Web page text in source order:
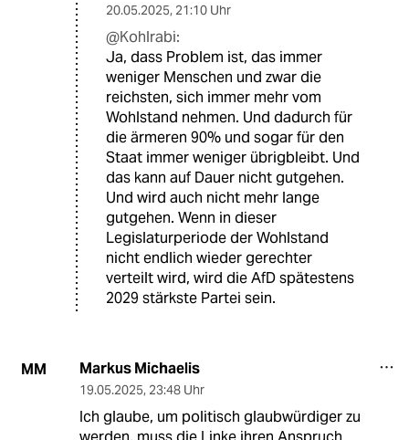
20.05.2025, 21:10 Uhr
@Kohlrabi:
Ja, dass Problem ist, das immer
weniger Menschen und zwar die
reichsten, sich immer mehr vom
Wohlstand nehmen. Und dadurch für
die ärmeren 90% und sogar für den
Staat immer weniger übrigbleibt. Und
das kann auf Dauer nicht gutgehen.
Und wird auch nicht mehr lange
gutgehen. Wenn in dieser
Legislaturperiode der Wohlstand
nicht endlich wieder gerechter
verteilt wird, wird die AfD spätestens
2029 stärkste Partei sein.
MM Markus Michaelis
19.05.2025, 23:48 Uhr
Ich glaube, um politisch glaubwürdiger zu